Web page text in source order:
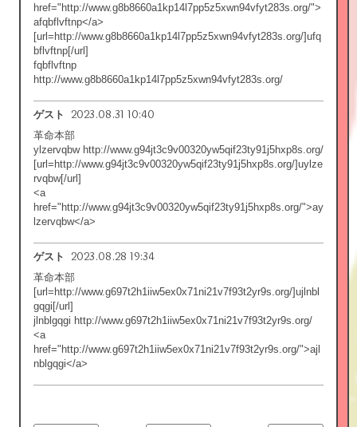
href="http://www.g8b8660a1kp14l7pp5z5xwn94vfyt283s.org/">
afqbflvftnp</a>
[url=http://www.g8b8660a1kp14l7pp5z5xwn94vfyt283s.org/]ufq
bflvftnp[/url]
fqbflvftnp
http://www.g8b8660a1kp14l7pp5z5xwn94vfyt283s.org/
ゲスト 2023.08.31 10:40
革命本部
ylzervqbw http://www.g94jt3c9v00320yw5qif23ty91j5hxp8s.org/
[url=http://www.g94jt3c9v00320yw5qif23ty91j5hxp8s.org/]uylze
rvqbw[/url]
<a
href="http://www.g94jt3c9v00320yw5qif23ty91j5hxp8s.org/">ay
lzervqbw</a>
ゲスト 2023.08.28 19:34
革命本部
[url=http://www.g697t2h1iiw5ex0x71ni21v7f93t2yr9s.org/]ujlnbl
gqgi[/url]
jlnblgqgi http://www.g697t2h1iiw5ex0x71ni21v7f93t2yr9s.org/
<a
href="http://www.g697t2h1iiw5ex0x71ni21v7f93t2yr9s.org/">ajl
nblgqgi</a>